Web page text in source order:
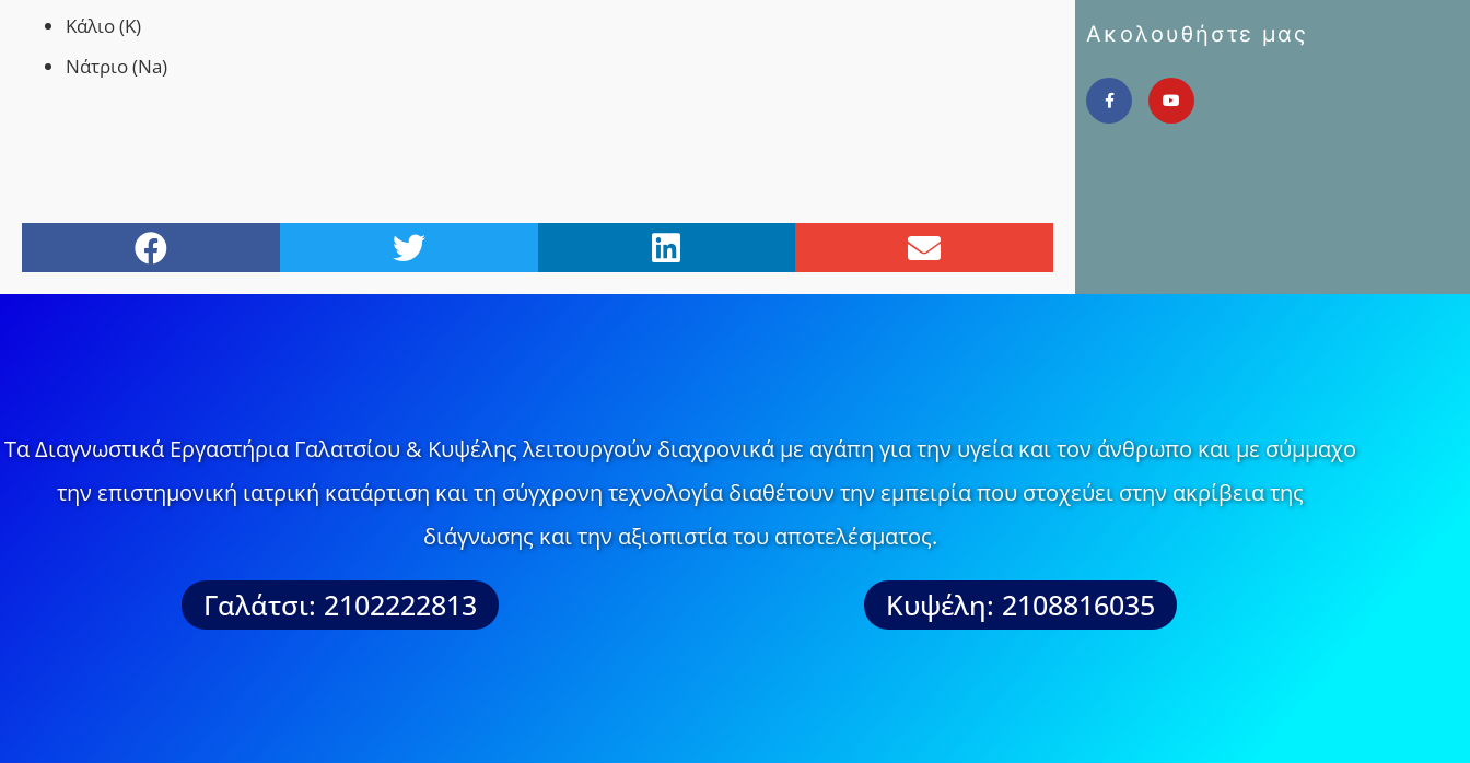
Κάλιο (K)
Νάτριο (Na)
Ακολουθήστε μας
Τα Διαγνωστικά Εργαστήρια Γαλατσίου & Κυψέλης λειτουργούν διαχρονικά με αγάπη για την υγεία και τον άνθρωπο και με σύμμαχο
την επιστημονική ιατρική κατάρτιση και τη σύγχρονη τεχνολογία διαθέτουν την εμπειρία που στοχεύει στην ακρίβεια της
διάγνωσης και την αξιοπιστία του αποτελέσματος.
Γαλάτσι: 2102222813 Κυψέλη: 2108816035